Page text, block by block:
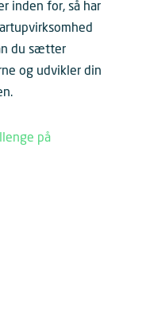
inden for, så har
du sætter
og udvikler din
på